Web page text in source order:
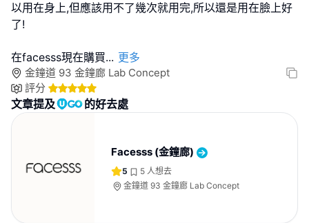
以用在身上,但應該用不了幾次就用完,所以還是用在臉上好
了!
在facesss現在購買... 更多
金鐘道 93 金鐘廊 Lab Concept
評分
文章提及 的好去處
Facesss (金鐘廊)
5 5 人想去
金鐘道 93 金鐘廊 Lab Concept